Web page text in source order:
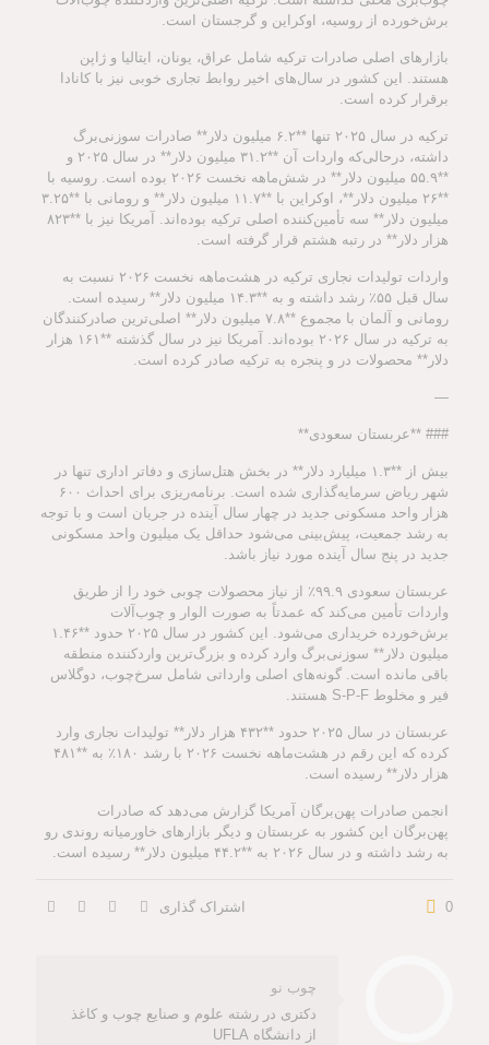
برش‌خورده از روسیه، اوکراین و گرجستان است.
بازارهای اصلی صادرات ترکیه شامل عراق، یونان، ایتالیا و ژاپن
هستند. این کشور در سال‌های اخیر روابط تجاری خوبی نیز با کانادا
برقرار کرده است.
ترکیه در سال ۲۰۲۵ تنها **۶.۲ میلیون دلار** صادرات سوزنی‌برگ
داشته، درحالی‌که واردات آن **۳۱.۲ میلیون دلار** در سال ۲۰۲۵ و
**۵۵.۹ میلیون دلار** در شش‌ماهه نخست ۲۰۲۶ بوده است. روسیه با
**۲۶ میلیون دلار**، اوکراین با **۱۱.۷ میلیون دلار** و رومانی با **۳.۲۵
میلیون دلار** سه تأمین‌کننده اصلی ترکیه بوده‌اند. آمریکا نیز با **۸۲۳
هزار دلار** در رتبه هشتم قرار گرفته است.
واردات تولیدات نجاری ترکیه در هشت‌ماهه نخست ۲۰۲۶ نسبت به
سال قبل ۵۵٪ رشد داشته و به **۱۴.۳ میلیون دلار** رسیده است.
رومانی و آلمان با مجموع **۷.۸ میلیون دلار** اصلی‌ترین صادرکنندگان
به ترکیه در سال ۲۰۲۶ بوده‌اند. آمریکا نیز در سال گذشته **۱۶۱ هزار
دلار** محصولات در و پنجره به ترکیه صادر کرده است.
—
### **عربستان سعودی**
بیش از **۱.۳ میلیارد دلار** در بخش هتل‌سازی و دفاتر اداری تنها در
شهر ریاض سرمایه‌گذاری شده است. برنامه‌ریزی برای احداث ۶۰۰
هزار واحد مسکونی جدید در چهار سال آینده در جریان است و با توجه
به رشد جمعیت، پیش‌بینی می‌شود حداقل یک میلیون واحد مسکونی
جدید در پنج سال آینده مورد نیاز باشد.
عربستان سعودی ۹۹.۹٪ از نیاز محصولات چوبی خود را از طریق
واردات تأمین می‌کند که عمدتاً به صورت الوار و چوب‌آلات
برش‌خورده خریداری می‌شود. این کشور در سال ۲۰۲۵ حدود **۱.۴۶
میلیون دلار** سوزنی‌برگ وارد کرده و بزرگ‌ترین واردکننده منطقه
باقی مانده است. گونه‌های اصلی وارداتی شامل سرخ‌چوب، دوگلاس
فیر و مخلوط S-P-F هستند.
عربستان در سال ۲۰۲۵ حدود **۴۳۲ هزار دلار** تولیدات نجاری وارد
کرده که این رقم در هشت‌ماهه نخست ۲۰۲۶ با رشد ۱۸۰٪ به **۴۸۱
هزار دلار** رسیده است.
انجمن صادرات پهن‌برگان آمریکا گزارش می‌دهد که صادرات
پهن‌برگان این کشور به عربستان و دیگر بازارهای خاورمیانه روندی رو
به رشد داشته و در سال ۲۰۲۶ به **۴۴.۲ میلیون دلار** رسیده است.
اشتراک گذاری 0
چوب نو
دکتری در رشته علوم و صنایع چوب و کاغذ
از دانشگاه UFLA